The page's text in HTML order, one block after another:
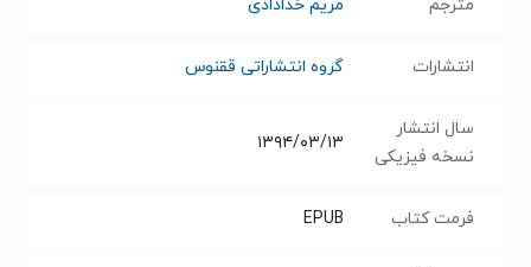
مترجم مریم خدادادی
انتشارات گروه انتشاراتی ققنوس
سال انتشار
نسخه فیزیکی
۱۳۹۴/۰۳/۱۳
فرمت کتاب EPUB